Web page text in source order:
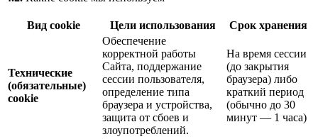
Вид cookie Цели использования Срок хранения
Технические
(обязательные)
cookie
Обеспечение
корректной работы
Сайта, поддержание
сессии пользователя,
определение типа
браузера и устройства,
защита от сбоев и
злоупотреблений.
На время сессии
(до закрытия
браузера) либо
краткий период
(обычно до 30
минут — 1 часа)